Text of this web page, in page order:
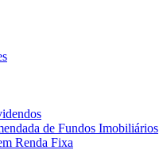
de Fundos Imobiliários
Renda Fixa